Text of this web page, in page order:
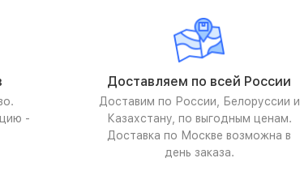
-
Доставляем по всей России
Доставим по России, Белоруссии и
Казахстану, по выгодным ценам.
Доставка по Москве возможна в
день заказа.